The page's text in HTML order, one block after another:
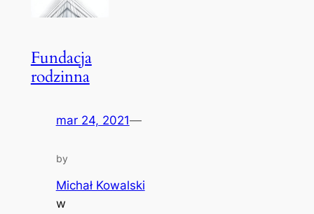
Fundacja
rodzinna
mar 24, 2021—
by
Michał Kowalski
w